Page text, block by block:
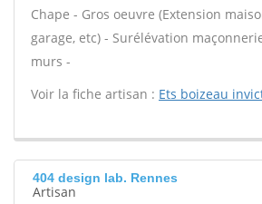
Chape - Gros oeuvre (Extension
garage, etc) - Surélévation
murs -
Voir la fiche artisan : Ets boizeau
404 design lab. Rennes
Artisan